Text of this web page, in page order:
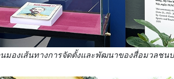
มองเส้นทางการจัดตั้งและพัฒนาของสื่อมวลชน